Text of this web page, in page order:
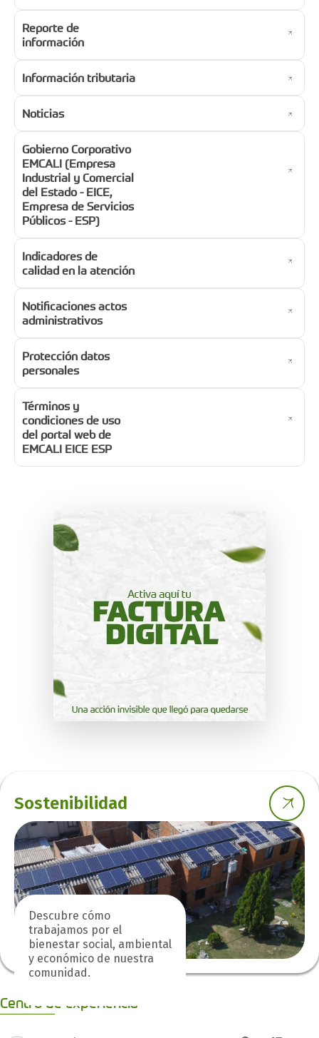
Reporte de
información
Información tributaria
Noticias
Gobierno Corporativo
EMCALI (Empresa
Industrial y Comercial
del Estado - EICE,
Empresa de Servicios
Públicos - ESP)
Indicadores de
calidad en la atención
Notificaciones actos
administrativos
Protección datos
personales
Términos y
condiciones de uso
del portal web de
EMCALI EICE ESP
Sostenibilidad
Descubre cómo
trabajamos por el
bienestar social, ambiental
y económico de nuestra
comunidad.
Centro de experiencia